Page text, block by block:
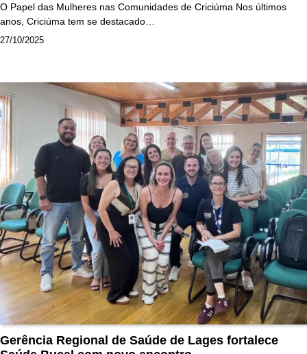
O Papel das Mulheres nas Comunidades de Criciúma Nos últimos
anos, Criciúma tem se destacado…
27/10/2025
Gerência Regional de Saúde de Lages fortalece